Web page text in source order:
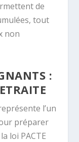
de
tout
non
:
l’un
préparer
loi PACTE